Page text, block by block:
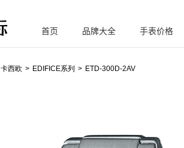
腕
首页 品牌大全 手表价格
卡西欧 EDIFICE系列 ETD-300D-2AV